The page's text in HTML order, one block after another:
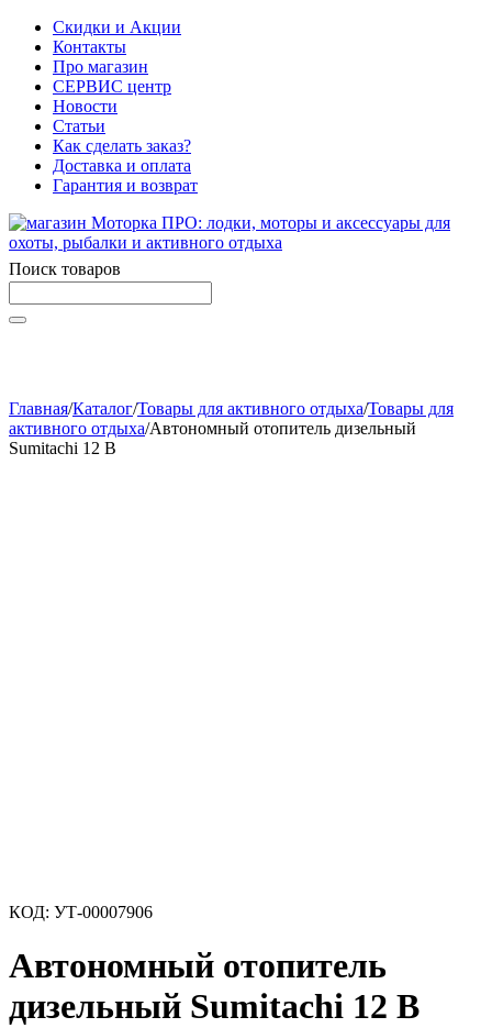
Скидки и Акции
Контакты
Про магазин
СЕРВИС центр
Новости
Статьи
Как сделать заказ?
Доставка и оплата
Гарантия и возврат
Поиск товаров
Главная/Каталог/Товары для активного отдыха/Товары для
активного отдыха/Автономный отопитель дизельный
Sumitachi 12 В
КОД: УТ-00007906
Автономный отопитель
дизельный Sumitachi 12 В